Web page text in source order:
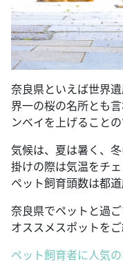
奈良県といえば世界
界一の桜の名所とも
ンベイを上げること
気候は、夏は暑く、
掛けの際は気温をチ
ペット飼育頭数は都道
奈良県でペットと過
オススメスポットを
ペット飼育者に人気